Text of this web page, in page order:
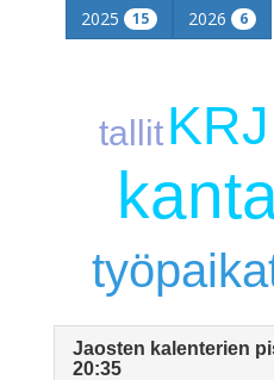
2025 15 2026 6
KRJ
tallit
Jaosten kalenterien
20:35